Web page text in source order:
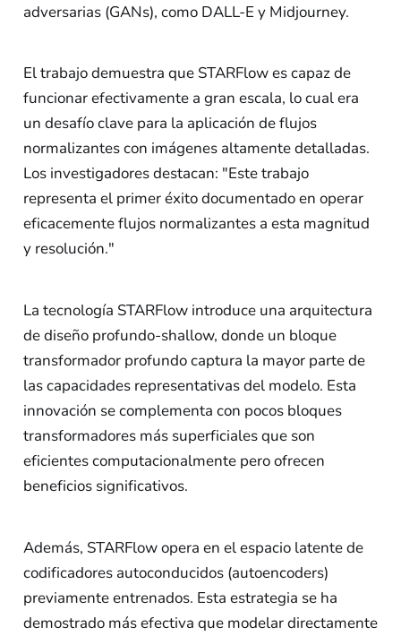
adversarias (GANs), como DALL-E y Midjourney.
El trabajo demuestra que STARFlow es capaz de
funcionar efectivamente a gran escala, lo cual era
un desafío clave para la aplicación de flujos
normalizantes con imágenes altamente detalladas.
Los investigadores destacan: "Este trabajo
representa el primer éxito documentado en operar
eficacemente flujos normalizantes a esta magnitud
y resolución."
La tecnología STARFlow introduce una arquitectura
de diseño profundo-shallow, donde un bloque
transformador profundo captura la mayor parte de
las capacidades representativas del modelo. Esta
innovación se complementa con pocos bloques
transformadores más superficiales que son
eficientes computacionalmente pero ofrecen
beneficios significativos.
Además, STARFlow opera en el espacio latente de
codificadores autoconducidos (autoencoders)
previamente entrenados. Esta estrategia se ha
demostrado más efectiva que modelar directamente